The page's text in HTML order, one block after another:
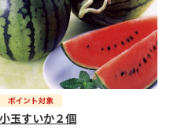
小玉すいか２個